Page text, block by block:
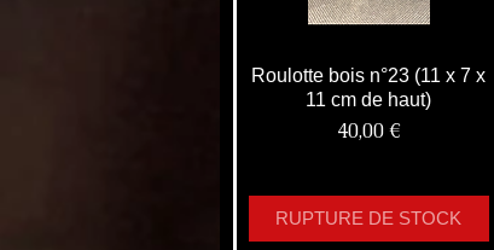
Roulotte bois n°23 (11 x 7 x
11 cm de haut)
Prix
40,00 €
RUPTURE DE STOCK